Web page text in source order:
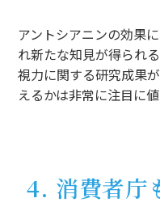
アントシアニンの効果
れ新たな知見が得られ
視力に関する研究成果
えるかは非常に注目に値
4. 消費者庁